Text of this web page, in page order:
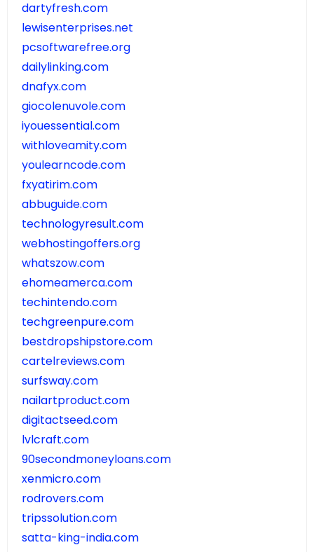
dartyfresh.com
lewisenterprises.net
pcsoftwarefree.org
dailylinking.com
dnafyx.com
giocolenuvole.com
iyouessential.com
withloveamity.com
youlearncode.com
fxyatirim.com
abbuguide.com
technologyresult.com
webhostingoffers.org
whatszow.com
ehomeamerca.com
techintendo.com
techgreenpure.com
bestdropshipstore.com
cartelreviews.com
surfsway.com
nailartproduct.com
digitactseed.com
lvlcraft.com
90secondmoneyloans.com
xenmicro.com
rodrovers.com
tripssolution.com
satta-king-india.com